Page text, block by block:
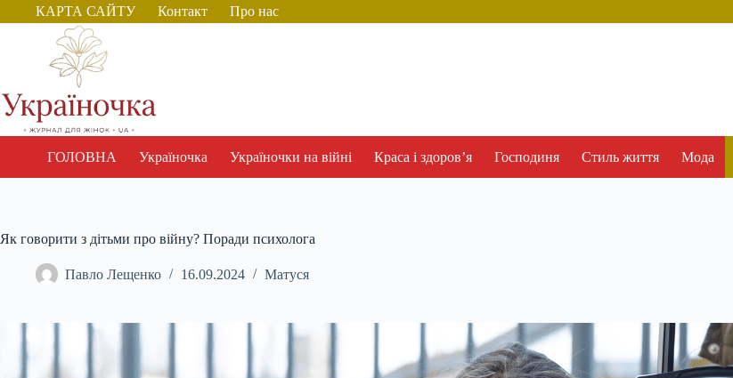
Перейти
до
КАРТА САЙТУ Контакт Про нас
ГОЛОВНА Україночка Україночки на війні Краса і здоров’я Господиня Стиль життя Мода
Як говорити з дітьми про війну? Поради психолога
Павло Лещенко 16.09.2024 Матуся